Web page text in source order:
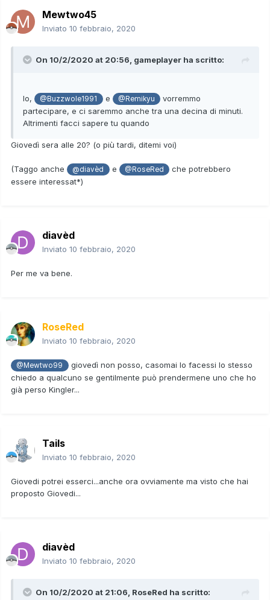
Mewtwo45
Inviato 10 febbraio, 2020
On 10/2/2020 at 20:56, gameplayer ha scritto:
Io, @Buzzwole1991 e @Remikyu
vorremmo
partecipare, e ci saremmo anche tra una decina di minuti.
Altrimenti facci sapere tu quando
Giovedì sera alle 20? (o più tardi, ditemi voi)
(Taggo anche @diavèd e @RoseRed
che potrebbero
essere interessat*)
diavèd
Inviato 10 febbraio, 2020
Per me va bene.
RoseRed
Inviato 10 febbraio, 2020
@Mewtwo99
giovedì non posso, casomai lo facessi lo stesso
chiedo a qualcuno se gentilmente può prendermene uno che ho
già perso Kingler...
Tails
Inviato 10 febbraio, 2020
Giovedi potrei esserci...anche ora ovviamente ma visto che hai
proposto Giovedi...
diavèd
Inviato 10 febbraio, 2020
On 10/2/2020 at 21:06, RoseRed ha scritto: